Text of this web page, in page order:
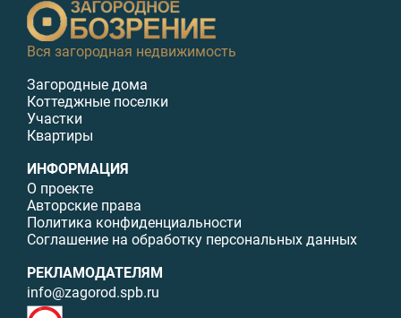
Вся загородная недвижимость
Загородные дома
Коттеджные поселки
Участки
Квартиры
ИНФОРМАЦИЯ
О проекте
Авторские права
Политика конфиденциальности
Соглашение на обработку персональных данных
РЕКЛАМОДАТЕЛЯМ
info@zagorod.spb.ru